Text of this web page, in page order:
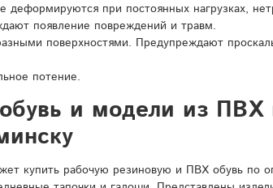
при постоянных нагрузках,
появление повреждений и травм.
поверхностями. Предупреждают
потение.
и модели из ПВХ
купить рабочую резиновую и ПВХ обувь по